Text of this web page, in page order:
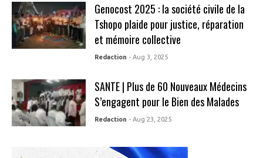
Genocost 2025 : la société civile de la
Tshopo plaide pour justice, réparation
et mémoire collective
Redaction - Aug 3, 2025
SANTE | Plus de 60 Nouveaux Médecins
S’engagent pour le Bien des Malades
Redaction - Aug 23, 2025